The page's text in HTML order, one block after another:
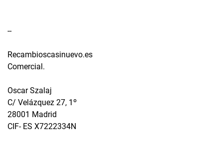
--
Recambioscasinuevo.es
Comercial.
Oscar Szalaj
C/ Velázquez 27, 1º
28001 Madrid
CIF- ES X7222334N